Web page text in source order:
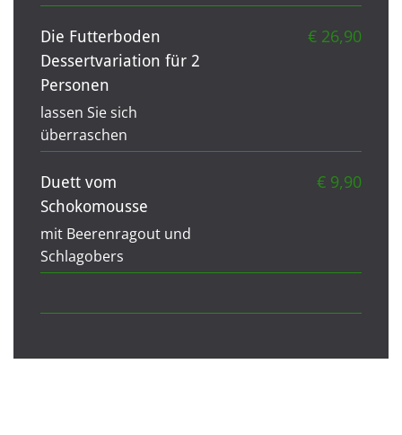
Die Futterboden
Dessertvariation für 2
Personen
€ 26,90
lassen Sie sich
überraschen
Duett vom
Schokomousse
€ 9,90
mit Beerenragout und
Schlagobers